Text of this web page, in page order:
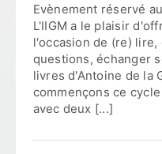
Evènement réservé
L'IIGM a le plaisir
l'occasion de (re)
questions, échanger
livres d'Antoine de la
commençons ce
avec deux [...]